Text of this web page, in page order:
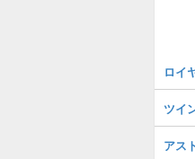
ロイ
ツイ
アス